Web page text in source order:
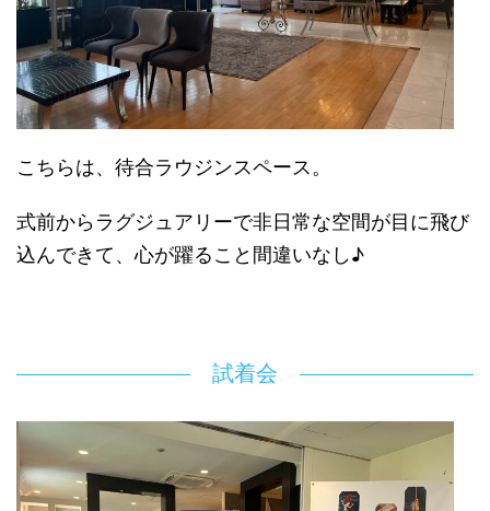
こちらは、待合ラウジンスペース。
式前からラグジュアリーで非日常な空間が目に飛び
込んできて、心が躍ること間違いなし♪
試着会